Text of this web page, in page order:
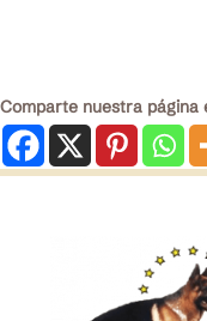
Comparte nuestra página